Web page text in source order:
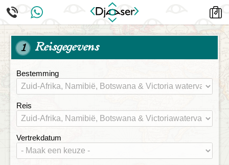
1 Reisgegevens
Bestemming
Reis
Vertrekdatum